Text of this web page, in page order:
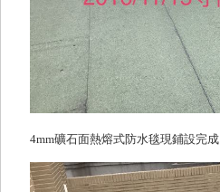
4mm礦石面熱熔式防水毯現鋪設完成